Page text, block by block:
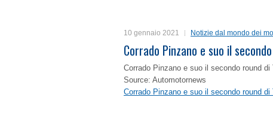
10 gennaio 2021 Notizie dal mondo dei
Corrado Pinzano e suo il
Corrado Pinzano e suo il secondo round
Source: Automotornews
Corrado Pinzano e suo il secondo round